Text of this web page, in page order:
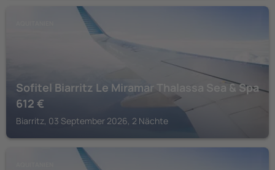
Sofitel Biarritz Le Miramar Thalassa Sea & Spa
612 €
Biarritz, 03 September 2026, 2 Nächte